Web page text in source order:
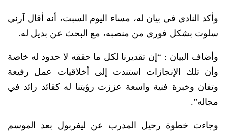
وأكد النادي في بيان له، مساء اليوم السبت، أنه أقال آرني
سلوت بشكل فوري من منصبه، مع البحث عن بديل له.
وأضاف البيان : “إن تقديرنا لكل ما حققه لا حدود له خاصة
وأن تلك الإنجازات استندت إلى أخلاقيات عمل رفيعة
وتفان وخبرة فنية واسعة عززت رؤيتنا له كقائد رائد في
مجاله”.
وجاءت خطوة رحيل المدرب عن ليفربول بعد الموسم